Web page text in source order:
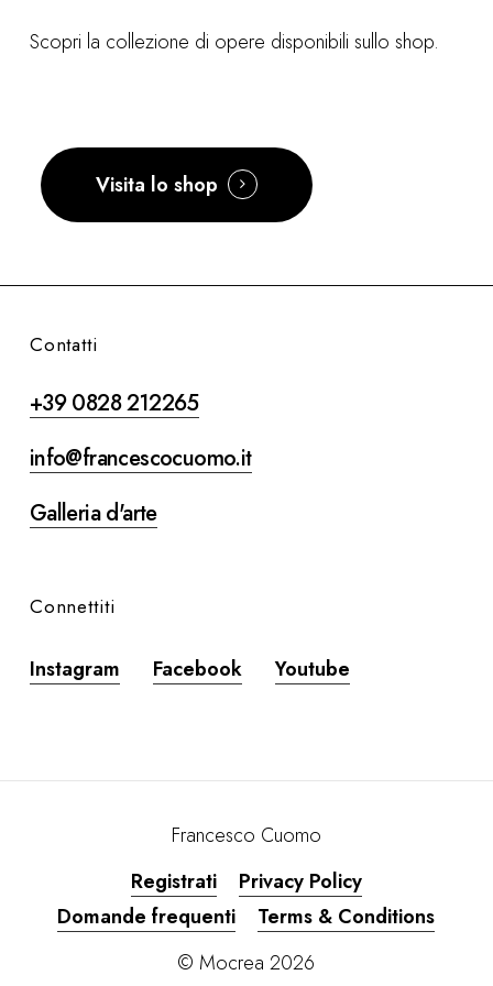
Scopri la collezione di opere disponibili sullo shop.
Visita lo shop
Contatti
+39 0828 212265
info@francescocuomo.it
Galleria d'arte
Connettiti
Instagram Facebook Youtube
Francesco Cuomo
Registrati
Privacy Policy
Domande frequenti
Terms & Conditions
© Mocrea2026